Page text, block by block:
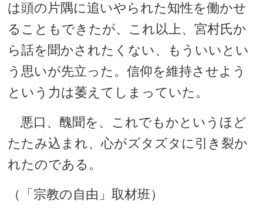
は頭の片隅に追いやられた知性を働かせ
ることもできたが、これ以上、宮村氏か
ら話を聞かされたくない、もういいとい
う思いが先立った。信仰を維持させよう
という力は萎えてしまっていた。
悪口、醜聞を、これでもかというほど
たたみ込まれ、心がズタズタに引き裂か
れたのである。
（「宗教の自由」取材班）